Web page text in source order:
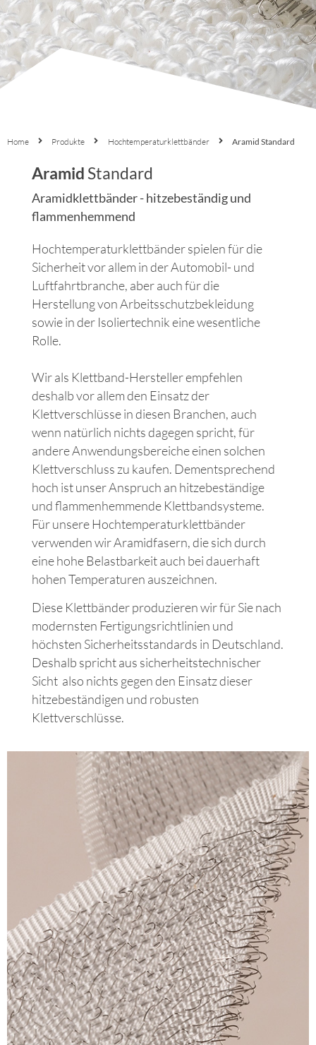
Home Produkte Hochtemperaturklettbänder Aramid Standard
Aramid Standard
Aramidklettbänder - hitzebeständig und
flammenhemmend
Hochtemperatur­klettbänder spielen für die
Sicherheit vor allem in der Automobil- und
Luftfahrt­branche, aber auch für die
Herstellung von Arbeits­schutz­bekleidung
sowie in der Isolier­technik eine wesentliche
Rolle.
Wir als Klettband-Hersteller empfehlen
deshalb vor allem den Einsatz der
Klettverschlüsse in diesen Branchen, auch
wenn natürlich nichts dagegen spricht, für
andere Anwendungsbereiche einen solchen
Klettverschluss zu kaufen. Dement­sprechend
hoch ist unser Anspruch an hitze­beständige
und flammen­hemmende Klettbandsysteme.
Für unsere Hoch­temperatur­klettbänder
verwenden wir Aramid­fasern, die sich durch
eine hohe Belastbarkeit auch bei dauerhaft
hohen Temperaturen auszeichnen.
Diese Klett­bänder produzieren wir für Sie nach
modernsten Fertigungs­richtlinien und
höchsten Sicherheitsstandards in Deutschland.
Deshalb spricht aus sicherheitstechnischer
Sicht also nichts gegen den Einsatz dieser
hitzebeständigen und robusten
Klettverschlüsse.